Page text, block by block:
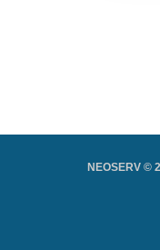
NEOSERV ©